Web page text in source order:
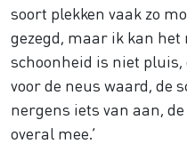
soort plekken vaak zo
gezegd, maar ik kan
schoonheid is niet pluis,
voor de neus waard, de
nergens iets van aan,
overal mee.’